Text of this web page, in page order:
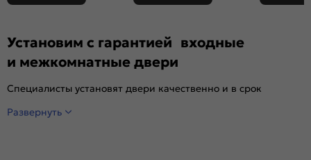
Установим с гарантией входные
и межкомнатные двери
Специалисты установят двери качественно и в срок
Развернуть